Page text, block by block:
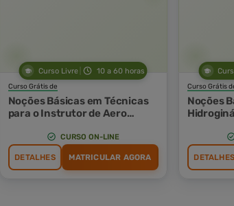
Curso Livre 10 a 60 horas
Curso Grátis de
Noções Básicas em Técnicas
para o Instrutor de Aero
Aeróbica
CURSO ON-LINE
DETALHES MATRICULAR AGORA
Curso Grátis
Noções
DETALHES